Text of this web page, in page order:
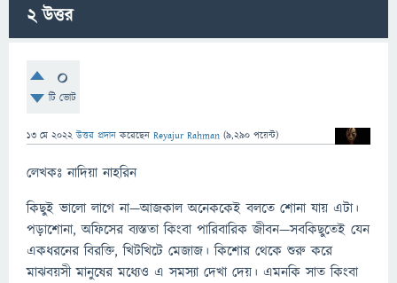
2উত্তর
0
টি ভোট
13 মে 2022 উত্তর প্রদান করেছেন Reyajur Rahman (9,290 পয়েন্ট)
লেখকঃ নাদিয়া নাহরিন
কিছুই ভালো লাগে না—আজকাল অনেককেই বলতে শোনা যায় এটা।
পড়াশোনা, অফিসের ব্যস্ততা কিংবা পারিবারিক জীবন—সবকিছুতেই যেন
একধরনের বিরক্তি, খিটখিটে মেজাজ। কিশোর থেকে শুরু করে
মাঝবয়সী মানুষের মধ্যেও এ সমস্যা দেখা দেয়। এমনকি সাত কিংবা